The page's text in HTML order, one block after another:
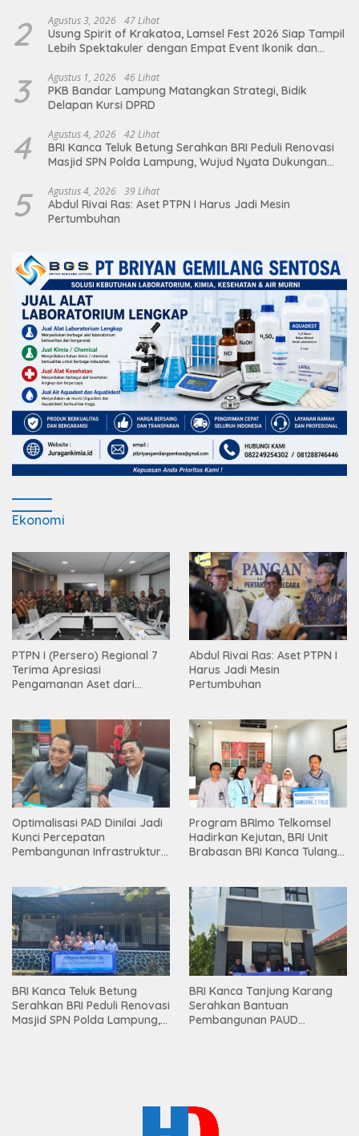
2 Agustus 3, 2026 47 Lihat
Usung Spirit of Krakatoa, Lamsel Fest 2026 Siap Tampil
Lebih Spektakuler dengan Empat Event Ikonik dan
3 Agustus 1, 2026 46 Lihat
PKB Bandar Lampung Matangkan Strategi, Bidik
Delapan Kursi DPRD
4 Agustus 4, 2026 42 Lihat
BRI Kanca Teluk Betung Serahkan BRI Peduli Renovasi
Masjid SPN Polda Lampung, Wujud Nyata Dukungan
5 Agustus 4, 2026 39 Lihat
Abdul Rivai Ras: Aset PTPN I Harus Jadi Mesin
Pertumbuhan
Ekonomi
PTPN I (Persero) Regional 7
Terima Apresiasi
Pengamanan Aset dari
Abdul Rivai Ras: Aset PTPN I
Harus Jadi Mesin
Pertumbuhan
Optimalisasi PAD Dinilai Jadi
Kunci Percepatan
Pembangunan Infrastruktur
Program BRImo Telkomsel
Hadirkan Kejutan, BRI Unit
Brabasan BRI Kanca Tulang
Mesuji
BRI Kanca Teluk Betung
Serahkan BRI Peduli Renovasi
Masjid SPN Polda Lampung,
BRI Kanca Tanjung Karang
Serahkan Bantuan
Pembangunan PAUD